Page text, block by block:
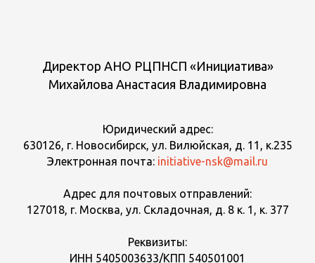
Директор АНО РЦПНСП «Инициатива»
Михайлова Анастасия Владимировна
Юридический адрес:
630126, г. Новосибирск, ул. Вилюйская, д. 11, к.235
Электронная почта: initiative-nsk@mail.ru
Адрес для почтовых отправлений:
127018, г. Москва, ул. Складочная, д. 8 к. 1, к. 377
Реквизиты:
ИНН 5405003633/КПП 540501001